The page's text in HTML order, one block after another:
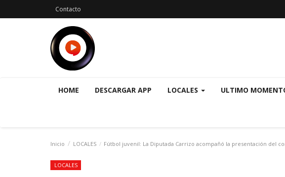
Contacto
HOME DESCARGAR APP LOCALES ULTIMO
Inicio LOCALES Fútbol juvenil: La Diputada Carrizo acompañó la presentación del
LOCALES